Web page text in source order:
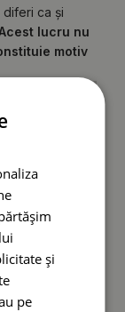
ca și
lucru nu
motiv
și
pe